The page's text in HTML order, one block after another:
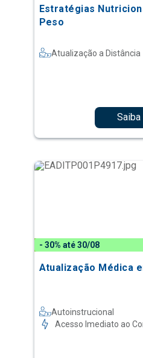
Estratégias
Peso
Atualização a Distância
- 30% até 30/08
Atualização Médica
Autoinstrucional
Acesso Imediato ao